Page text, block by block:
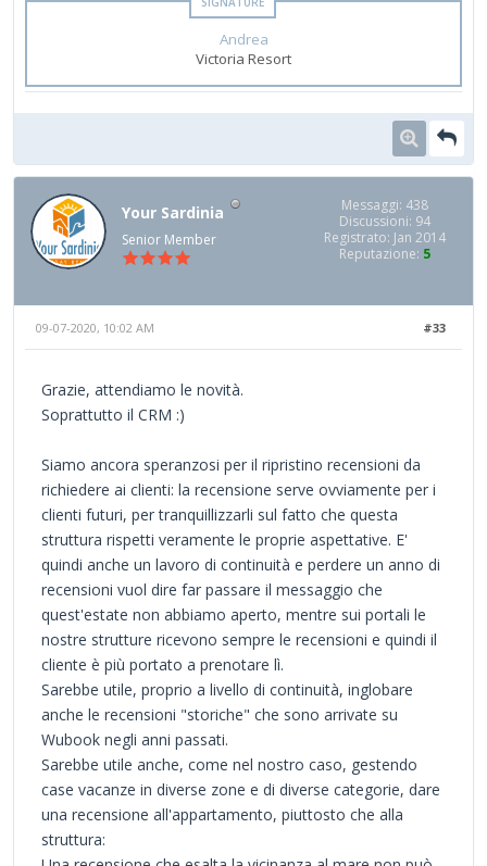
Andrea
Victoria Resort
Your Sardinia
Senior Member
Messaggi: 438
Discussioni: 94
Registrato: Jan 2014
Reputazione: 5
#33
09-07-2020, 10:02 AM
Grazie, attendiamo le novità.
Soprattutto il CRM :)
Siamo ancora speranzosi per il ripristino recensioni da
richiedere ai clienti: la recensione serve ovviamente per i
clienti futuri, per tranquillizzarli sul fatto che questa
struttura rispetti veramente le proprie aspettative. E'
quindi anche un lavoro di continuità e perdere un anno di
recensioni vuol dire far passare il messaggio che
quest'estate non abbiamo aperto, mentre sui portali le
nostre strutture ricevono sempre le recensioni e quindi il
cliente è più portato a prenotare lì.
Sarebbe utile, proprio a livello di continuità, inglobare
anche le recensioni "storiche" che sono arrivate su
Wubook negli anni passati.
Sarebbe utile anche, come nel nostro caso, gestendo
case vacanze in diverse zone e di diverse categorie, dare
una recensione all'appartamento, piuttosto che alla
struttura: